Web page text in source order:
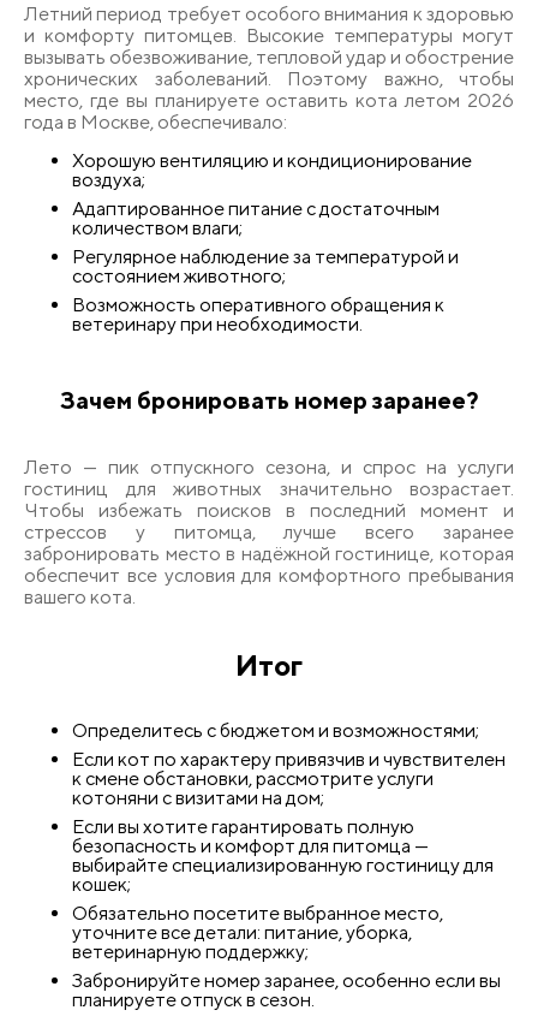
Летний период требует особого внимания к здоровью
и комфорту питомцев. Высокие температуры могут
вызывать обезвоживание, тепловой удар и обострение
хронических заболеваний. Поэтому важно, чтобы
место, где вы планируете оставить кота летом 2026
года в Москве, обеспечивало:
Хорошую вентиляцию и кондиционирование
воздуха;
Адаптированное питание с достаточным
количеством влаги;
Регулярное наблюдение за температурой и
состоянием животного;
Возможность оперативного обращения к
ветеринару при необходимости.
Зачем бронировать номер заранее?
Лето — пик отпускного сезона, и спрос на услуги
гостиниц для животных значительно возрастает.
Чтобы избежать поисков в последний момент и
стрессов у питомца, лучше всего заранее
забронировать место в надёжной гостинице, которая
обеспечит все условия для комфортного пребывания
вашего кота.
Итог
Определитесь с бюджетом и возможностями;
Если кот по характеру привязчив и чувствителен
к смене обстановки, рассмотрите услуги
котоняни с визитами на дом;
Если вы хотите гарантировать полную
безопасность и комфорт для питомца —
выбирайте специализированную гостиницу для
кошек;
Обязательно посетите выбранное место,
уточните все детали: питание, уборка,
ветеринарную поддержку;
Забронируйте номер заранее, особенно если вы
планируете отпуск в сезон.